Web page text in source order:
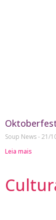
Soup News 21/
Leia mais